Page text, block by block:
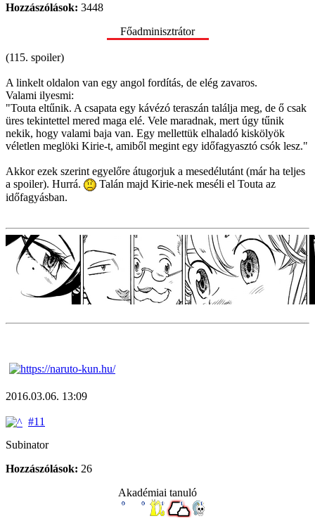
Hozzászólások: 3448
Főadminisztrátor
(115. spoiler)
A linkelt oldalon van egy angol fordítás, de elég zavaros.
Valami ilyesmi:
"Touta eltűnik. A csapata egy kávézó teraszán találja meg, de ő csak
üres tekintettel mered maga elé. Vele maradnak, mert úgy tűnik
nekik, hogy valami baja van. Egy mellettük elhaladó kiskölyök
véletlen meglöki Kirie-t, amiből megint egy időfagyasztó csók lesz."
Akkor ezek szerint egyelőre átugorjuk a mesedélutánt (már ha teljes
a spoiler). Hurrá.
Talán majd Kirie-nek meséli el Touta az
időfagyásban.
2016.03.06. 13:09
#11
Subinator
Hozzászólások: 26
Akadémiai tanuló